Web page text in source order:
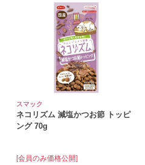
スマック
ネコリズム 減塩かつお節 トッピ
ング 70g
[会員のみ価格公開]